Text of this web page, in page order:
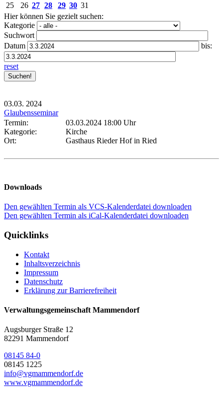
25
26 27 28 29 30 31
Hier können Sie gezielt suchen:
Kategorie
Suchwort
Datum
bis:
reset
03.03. 2024
Glaubensseminar
Termin:
03.03.2024 18:00 Uhr
Kategorie:
Kirche
Ort:
Gasthaus Rieder Hof in Ried
Downloads
Den gewählten Termin als VCS-Kalenderdatei downloaden
Den gewählten Termin als iCal-Kalenderdatei downloaden
Quicklinks
Kontakt
Inhaltsverzeichnis
Impressum
Datenschutz
Erklärung zur Barrierefreiheit
Verwaltungsgemeinschaft Mammendorf
Augsburger Straße 12
82291 Mammendorf
08145 84-0
08145 1225
info@vgmammendorf.de
www.vgmammendorf.de